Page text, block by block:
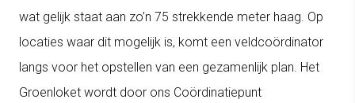
wat gelijk staat aan zo’n 75 strekkende meter haag. Op
locaties waar dit mogelijk is, komt een veldcoördinator
langs voor het opstellen van een gezamenlijk plan. Het
Groenloket wordt door ons Coördinatiepunt